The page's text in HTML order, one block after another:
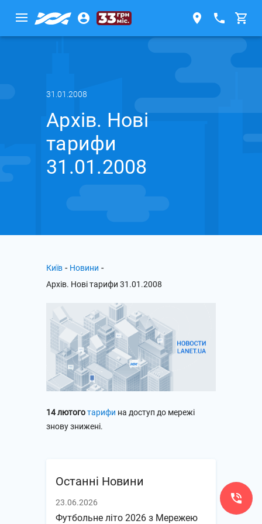
31.01.2008
Архів. Нові
тарифи
31.01.2008
Київ - Новини -
Архів. Нові тарифи 31.01.2008
14 лютоготарифи на доступ до мережі
знову знижені.
Останні Новини
23.06.2026
Футбольне літо 2026 з Мережею